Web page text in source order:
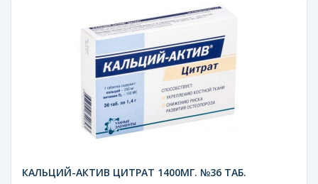
КАЛЬЦИЙ-АКТИВ ЦИТРАТ 1400МГ. №36 ТАБ.